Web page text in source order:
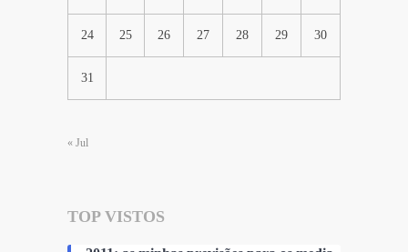
24 25 26 27 28 29 30
31
« Jul
TOP VISTOS